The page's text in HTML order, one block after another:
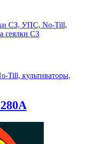
СЗ, УПС, No-Till,
сеялки СЗ
Till, культиваторы,